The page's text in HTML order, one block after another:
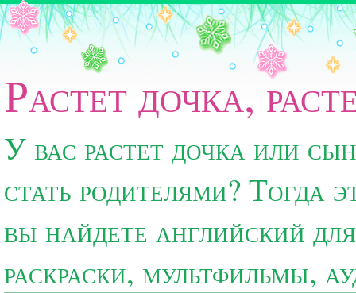
Растет дочка,
У вас растет дочка или
стать родителями? Тогда
вы найдете английский
раскраски, мультфильмы,